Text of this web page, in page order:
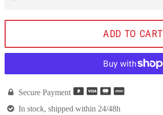
ADD TO CART
 Secure Payment
 In stock, shipped within 24/48h